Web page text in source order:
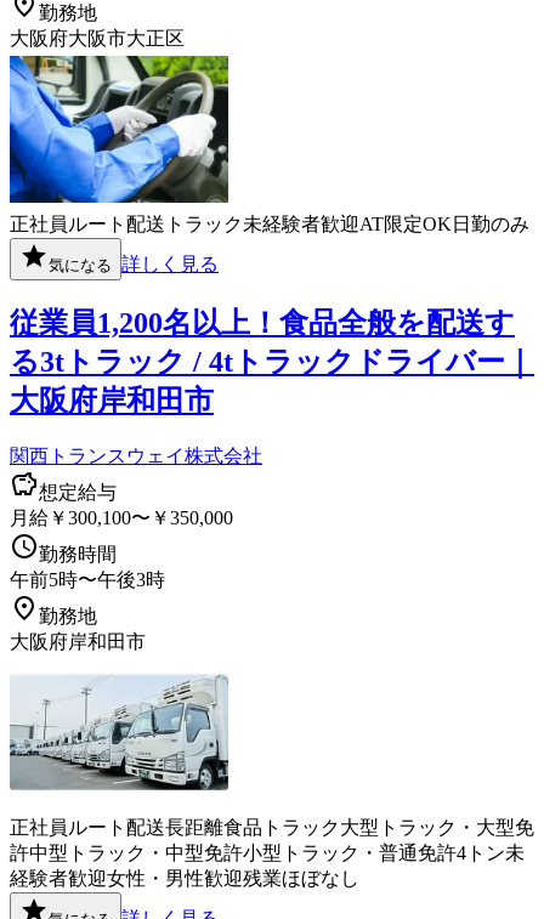
勤務地
大阪府大阪市大正区
正社員 ルート配送 トラック未経験者歓迎AT限定OK 日勤のみ
気になる 詳しく見る
従業員1,200名以上！食品全般を配送す
る3tトラック / 4tトラックドライバー｜
大阪府岸和田市
関西トランスウェイ株式会社
想定給与
月給￥300,100〜￥350,000
勤務時間
午前5時〜午後3時
勤務地
大阪府岸和田市
正社員 ルート配送長距離食品 トラック大型トラック・大型免
許中型トラック・中型免許小型トラック・普通免許4トン未
経験者歓迎女性・男性歓迎残業ほぼなし